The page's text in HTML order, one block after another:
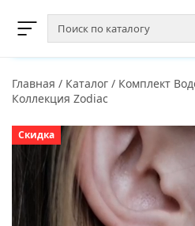
Главная / Каталог / Комплект
Коллекция Zodiac
Скидка